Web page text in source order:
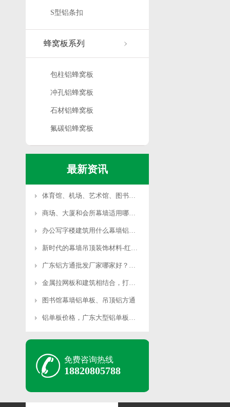
S型铝条扣
蜂窝板系列
包柱铝蜂窝板
冲孔铝蜂窝板
石材铝蜂窝板
氟碳铝蜂窝板
最新资讯
体育馆、机场、艺术馆、图书馆等大型公共场所适用哪种幕墙铝单板？
商场、大厦和会所幕墙适用哪些铝单板？
办公写字楼建筑用什么幕墙铝单板合适？
新时代的幕墙吊顶装饰材料-红井铝方通
广东铝方通批发厂家哪家好？首选红井铝业
金属拉网板和建筑相结合，打造另类建筑外墙装饰
图书馆幕墙铝单板、吊顶铝方通
铝单板价格，广东大型铝单板厂家可免费深化图纸
免费咨询热线
18820805788